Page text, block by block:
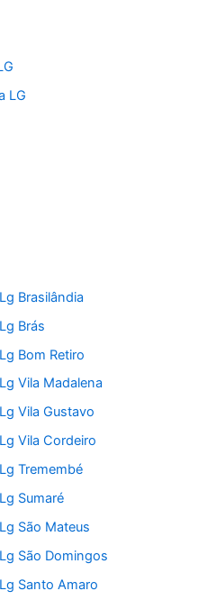
LG
Brasilândia
Brás
Bom Retiro
Vila Madalena
Vila Gustavo
Vila Cordeiro
Tremembé
Sumaré
São Mateus
São Domingos
Santo Amaro